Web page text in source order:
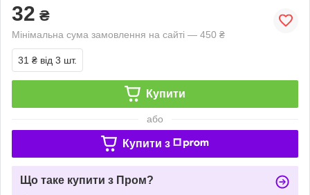
32 ₴
Мінімальна сума замовлення на сайті — 450 ₴
31 ₴ від 3 шт.
Купити
або
Купити з
Що таке купити з Пром?